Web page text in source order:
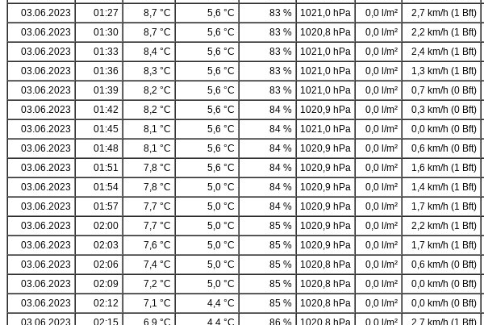
03.06.2023
01:27 8,7 °C 5,6 °C 83 % 1021,0 hPa 0,0 l/m² 2,7 km/h (1 Bft)
03.06.2023
01:30 8,7 °C 5,6 °C 83 % 1020,8 hPa 0,0 l/m² 2,2 km/h (1 Bft)
03.06.2023
01:33 8,4 °C 5,6 °C 83 % 1021,0 hPa 0,0 l/m² 2,4 km/h (1 Bft)
03.06.2023
01:36 8,3 °C 5,6 °C 83 % 1021,0 hPa 0,0 l/m² 1,3 km/h (1 Bft)
03.06.2023
01:39 8,2 °C 5,6 °C 83 % 1021,0 hPa 0,0 l/m² 0,7 km/h (0 Bft)
03.06.2023
01:42 8,2 °C 5,6 °C 84 % 1020,9 hPa 0,0 l/m² 0,3 km/h (0 Bft)
03.06.2023
01:45 8,1 °C 5,6 °C 84 % 1021,0 hPa 0,0 l/m² 0,0 km/h (0 Bft)
03.06.2023
01:48 8,1 °C 5,6 °C 84 % 1020,9 hPa 0,0 l/m² 0,6 km/h (0 Bft)
03.06.2023
01:51 7,8 °C 5,6 °C 84 % 1020,9 hPa 0,0 l/m² 1,6 km/h (1 Bft)
03.06.2023
01:54 7,8 °C 5,0 °C 84 % 1020,9 hPa 0,0 l/m² 1,4 km/h (1 Bft)
03.06.2023
01:57 7,7 °C 5,0 °C 84 % 1020,9 hPa 0,0 l/m² 1,7 km/h (1 Bft)
03.06.2023
02:00 7,7 °C 5,0 °C 85 % 1020,9 hPa 0,0 l/m² 2,2 km/h (1 Bft)
03.06.2023
02:03 7,6 °C 5,0 °C 85 % 1020,9 hPa 0,0 l/m² 1,7 km/h (1 Bft)
03.06.2023
02:06 7,4 °C 5,0 °C 85 % 1020,8 hPa 0,0 l/m² 0,6 km/h (0 Bft)
03.06.2023
02:09 7,2 °C 5,0 °C 85 % 1020,8 hPa 0,0 l/m² 0,0 km/h (0 Bft)
03.06.2023
02:12 7,1 °C 4,4 °C 85 % 1020,8 hPa 0,0 l/m² 0,0 km/h (0 Bft)
03.06.2023
02:15 6,9 °C 4,4 °C 86 % 1020,8 hPa 0,0 l/m² 2,7 km/h (1 Bft)